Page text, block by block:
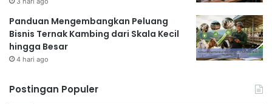
Panduan Mengembangkan Peluang
Bisnis Ternak Kambing dari Skala Kecil
hingga Besar
4 hari ago
Postingan Populer